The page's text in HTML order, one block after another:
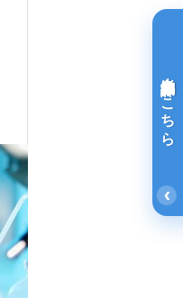
‹
光免疫療法詳細はこちら